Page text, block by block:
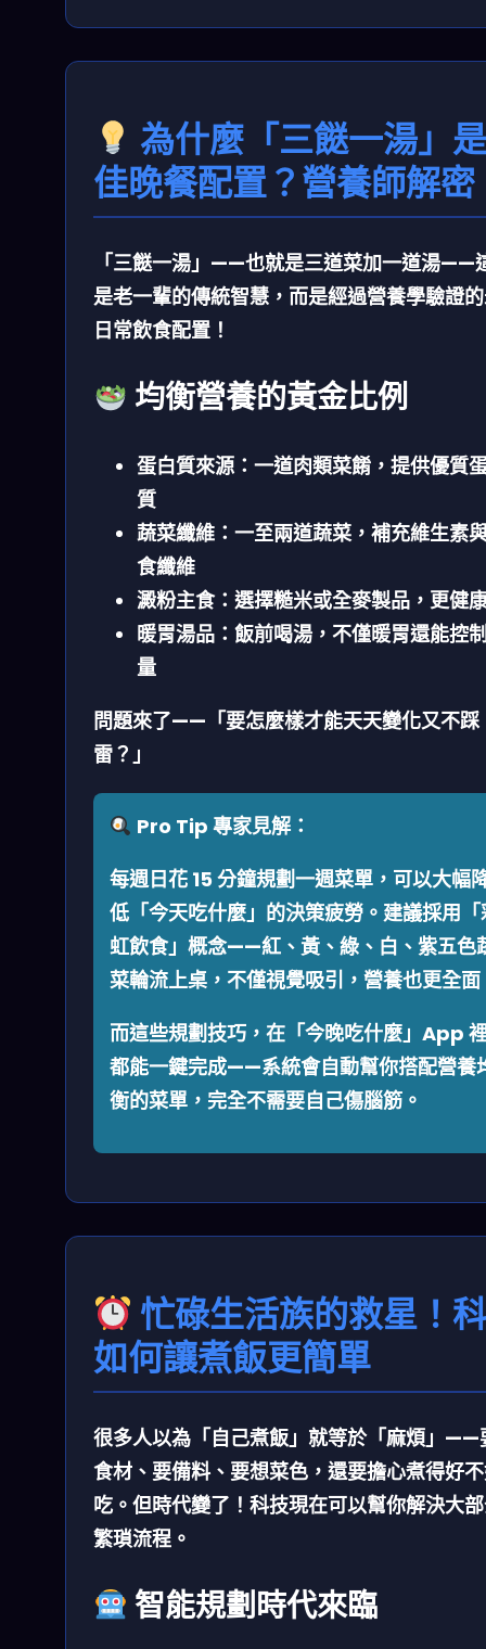
為什麼「三餸一湯」
佳晚餐配置？營養師解密
「三餸一湯」——也就是三道菜加一道湯——
是老一輩的傳統智慧，而是經過營養學驗證
日常飲食配置！
均衡營養的黃金比例
蛋白質來源： 一道肉類菜餚，提供優質
質
蔬菜纖維： 一至兩道蔬菜，補充維生素
食纖維
澱粉主食： 選擇糙米或全麥製品，更健
暖胃湯品： 飯前喝湯，不僅暖胃還能控
量
問題來了—— 「要怎麼樣才能天天變化又不踩
雷？」
Pro Tip 專家見解：
每週日花 15 分鐘規劃一週菜單，可以大幅
低「今天吃什麼」的決策疲勞。建議採用「
虹飲食」概念——紅、黃、綠、白、紫五色
菜輪流上桌，不僅視覺吸引，營養也更全面
而這些規劃技巧，在「今晚吃什麼」App
都能一鍵完成——系統會自動幫你搭配營養
衡的菜單，完全不需要自己傷腦筋。
忙碌生活族的救星！
如何讓煮飯更簡單
很多人以為「自己煮飯」就等於「麻煩」——
食材、要備料、要想菜色，還要擔心煮得好
吃。但時代變了！科技現在可以幫你解決大
繁瑣流程。
智能規劃時代來臨